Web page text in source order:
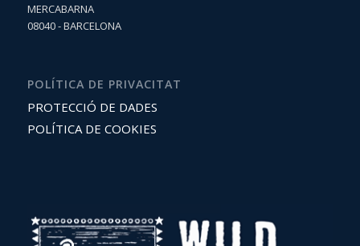
MERCABARNA
08040 - BARCELONA
POLÍTICA DE PRIVACITAT
PROTECCIÓ DE DADES
POLÍTICA DE COOKIES